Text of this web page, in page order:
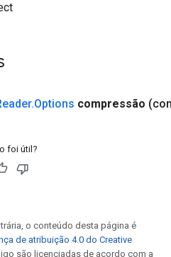
.Options compressão
foi útil?
o conteúdo desta página é
de atribuição 4.0 do Creative
são licenciadas de acordo com a